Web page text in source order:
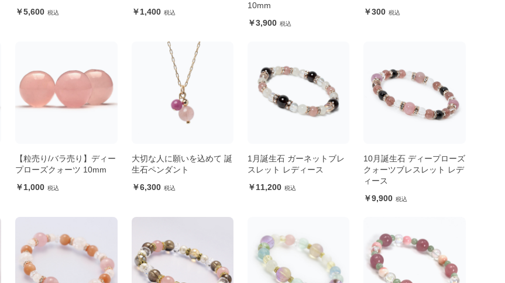
5,600
1,400
10mm
3,900
300
【粒売り/バラ売り】ディー
プローズクォーツ 10mm
1,000
大切な人に願いを込めて 誕
生石ペンダント
6,300
1月誕生石 ガーネットブレ
スレット レディース
11,200
10月誕生石 ディープローズ
クォーツブレスレット レデ
ィース
9,900